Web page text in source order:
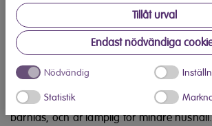
Tillåt urval
Endast nödvändiga
Nödvändig
Statistik
program,
förtvätt och extra sköljning. Du kan välja
klar, om 3 h, 6 h eller 9 h. Denna maskin
djup,
och passar perfekt för mindre utrymmen.
ett
barnlås, och är lämplig för mindre hushåll.